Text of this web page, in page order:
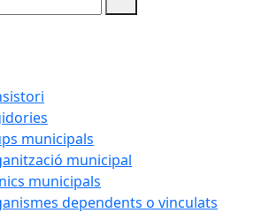
municipals
municipal
municipals
dependents o vinculats